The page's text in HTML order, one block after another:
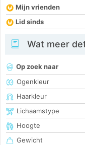
Mijn vrienden
Lid sinds
Wat meer
Op zoek naar
Ogenkleur
Haarkleur
Lichaamstype
Hoogte
Gewicht